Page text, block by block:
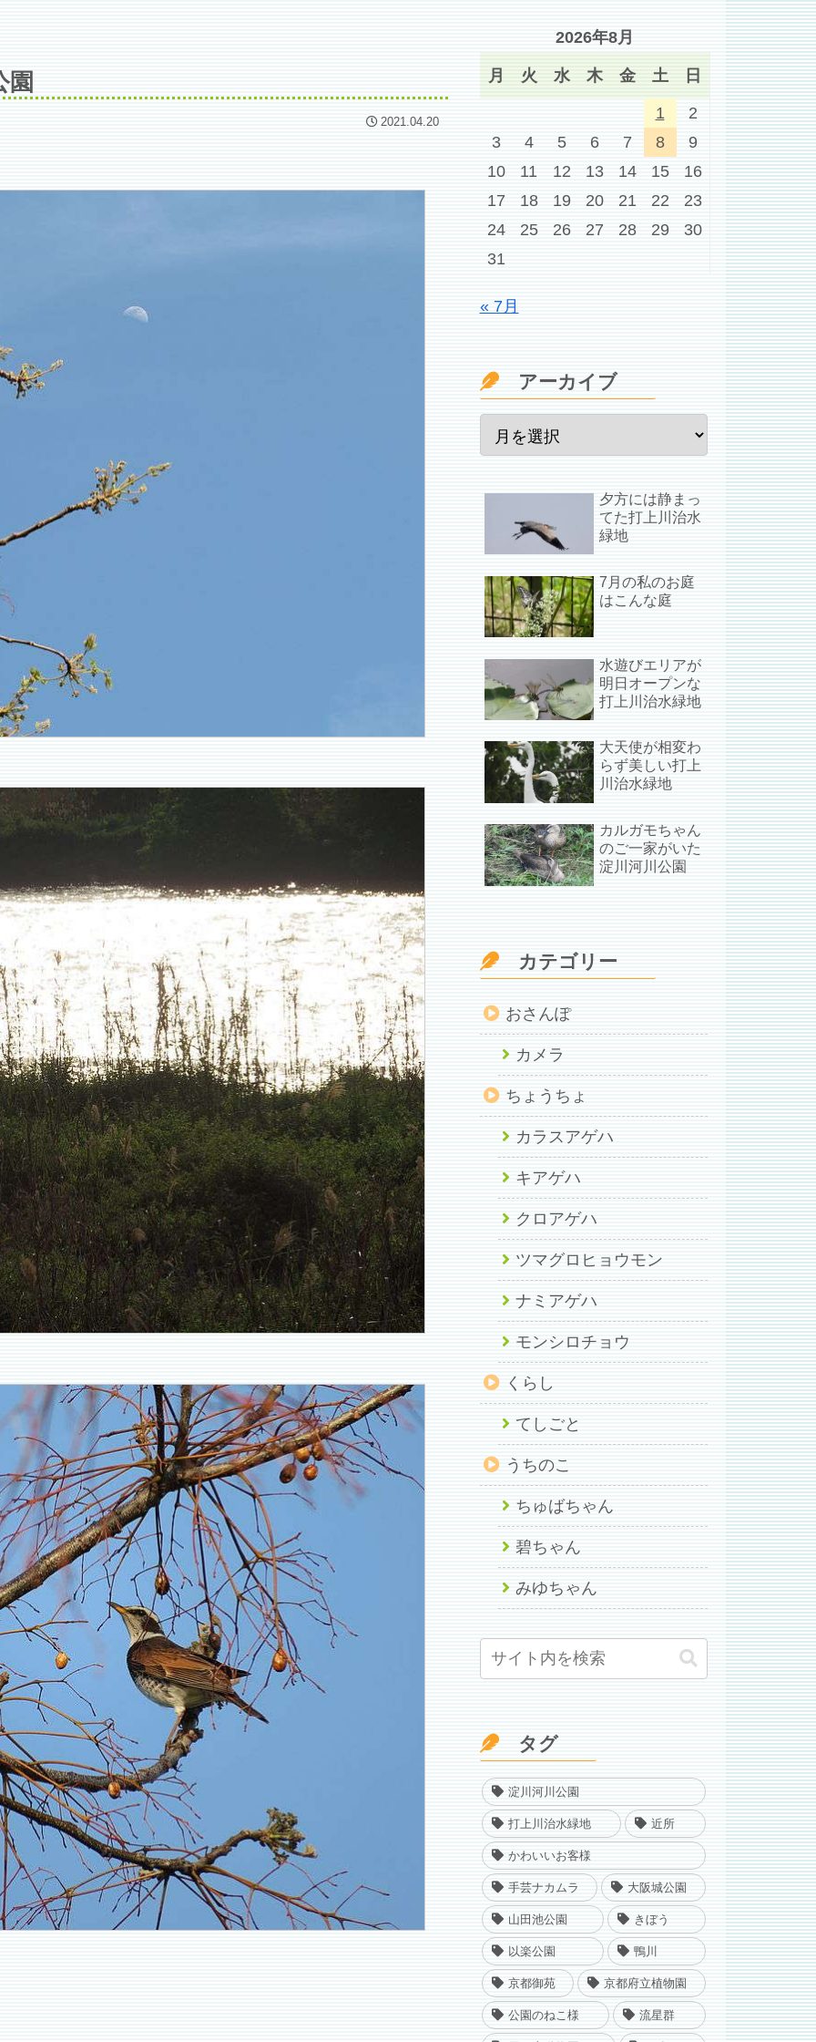
園
2021.04.20
2026年8月
月 火 水 木 金 土 日
1
2
3
4 5 6 7 8
9
10
11 12 13 14 15
16
17
18 19 20 21 22
23
24
25 26 27 28 29
30
31
« 7月
アーカイブ
夕方には静まっ
てた打上川治水
緑地
7月の私のお庭
はこんな庭
水遊びエリアが
明日オープンな
打上川治水緑地
大天使が相変わ
らず美しい打上
川治水緑地
カルガモちゃん
のご一家がいた
淀川河川公園
カテゴリー
おさんぽ
カメラ
ちょうちょ
カラスアゲハ
キアゲハ
クロアゲハ
ツマグロヒョウモン
ナミアゲハ
モンシロチョウ
くらし
てしごと
うちのこ
ちゅばちゃん
碧ちゃん
みゆちゃん
タグ
淀川河川公園
打上川治水緑地 近所
かわいいお客様
手芸ナカムラ 大阪城公園
山田池公園 きぼう
以楽公園 鴨川
京都御苑 京都府立植物園
公園のねこ様 流星群